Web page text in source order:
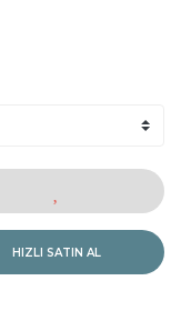
HIZLI SATIN AL